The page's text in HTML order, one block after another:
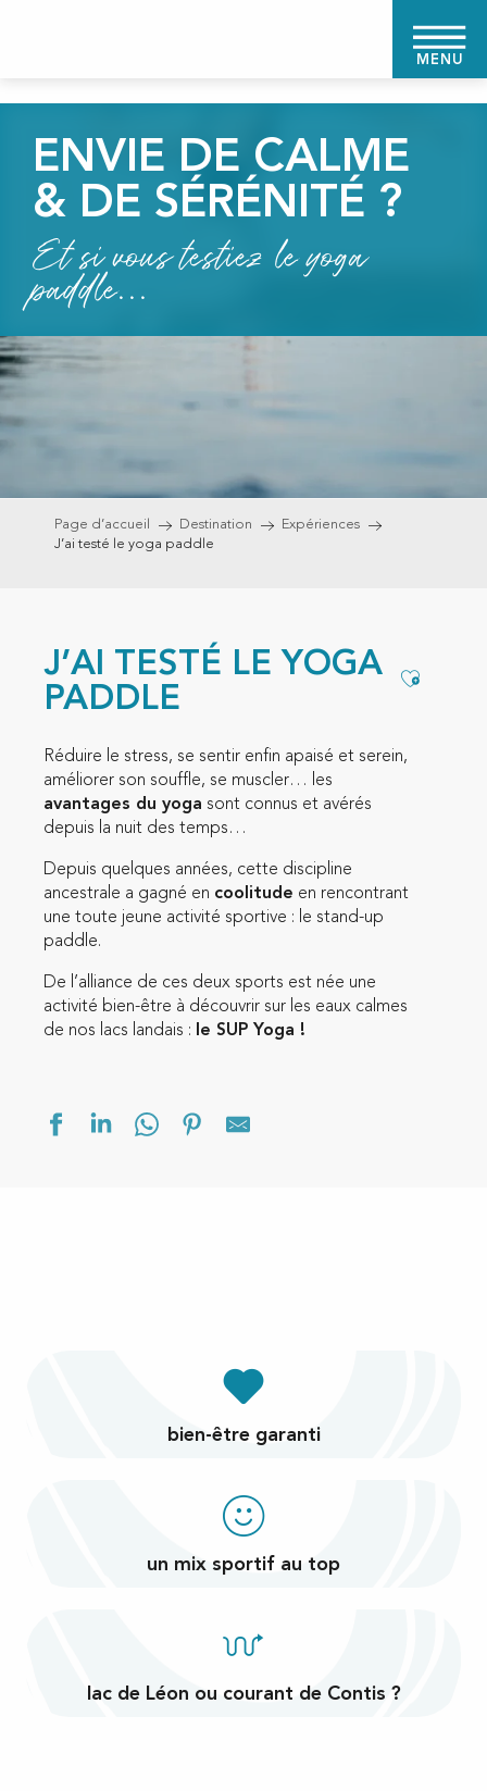
MENU
ENVIE DE CALME
& DE SÉRÉNITÉ ?
Et si vous testiez le yoga
paddle...
Page d’accueil Destination
Expériences
J’ai testé le yoga paddle
J’AI TESTÉ LE YOGA
PADDLE
Réduire le stress, se sentir enfin apaisé et serein,
améliorer son souffle, se muscler… les
avantages du yoga sont connus et avérés
depuis la nuit des temps…
Depuis quelques années, cette discipline
ancestrale a gagné en coolitude en rencontrant
une toute jeune activité sportive : le stand-up
paddle.
De l’alliance de ces deux sports est née une
activité bien-être à découvrir sur les eaux calmes
de nos lacs landais : le SUP Yoga !
bien-être garanti
un mix sportif au top
lac de Léon ou courant de Contis ?